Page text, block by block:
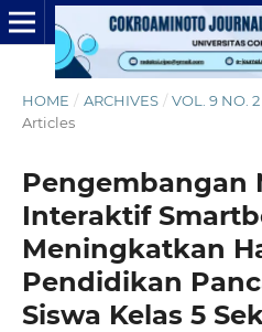
HOME / ARCHIVES / VOL. 9 NO.
Articles
Pengembangan
Interaktif
Meningkatkan
Pendidikan
Siswa Kelas 5